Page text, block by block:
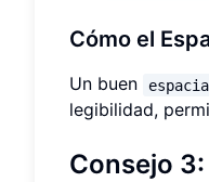
Cómo el
Un buen
legibilidad,
Consejo